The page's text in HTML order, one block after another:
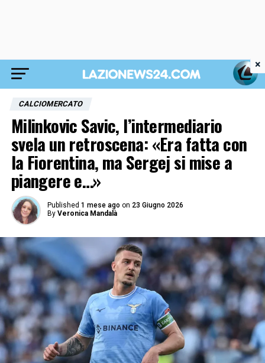
CALCIOMERCATO
Milinkovic Savic, l’intermediario
svela un retroscena: «Era fatta con
la Fiorentina, ma Sergej si mise a
piangere e…»
Published 1 mese ago on 23 Giugno 2026
By Veronica Mandalà
×